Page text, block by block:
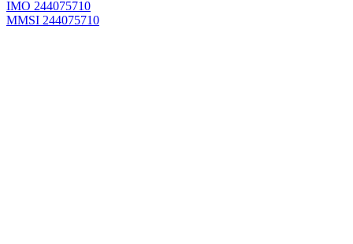
IMO 244075710
MMSI 244075710